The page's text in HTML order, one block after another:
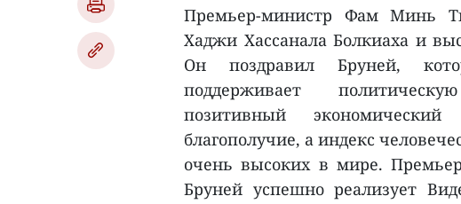
Премьер-министр Фам Минь
Хаджи Хассанала Болкиаха и
Он поздравил Бруней,
поддерживает
позитивный
благополучие, а индекс
очень высоких в мире.
Бруней успешно реализует